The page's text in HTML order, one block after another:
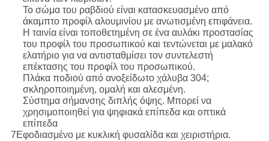
Το σώμα του ραβδιού είναι κατασκευασμένο από
άκαμπτο προφίλ αλουμινίου με ανωτισμένη επιφάνεια.
Η ταινία είναι τοποθετημένη σε ένα αυλάκι προστασίας
του προφίλ του προσωπικού και τεντώνεται με μαλακό
ελατήριο για να αντισταθμίσει τον συντελεστή
επέκτασης του προφίλ του προσωπικού.
Πλάκα ποδιού από ανοξείδωτο χάλυβα 304;
σκληροποιημένη, ομαλή και αλεσμένη.
Σύστημα σήμανσης διπλής όψης. Μπορεί να
χρησιμοποιηθεί για ψηφιακά επίπεδα και οπτικά
επίπεδα
7Εφοδιασμένο με κυκλική φυσαλίδα και χειριστήρια.